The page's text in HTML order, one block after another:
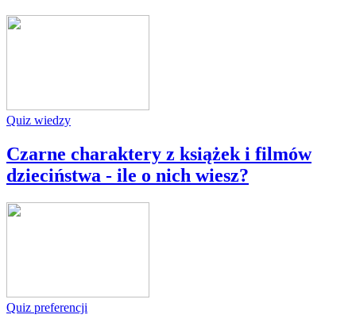
Quiz wiedzy
Czarne charaktery z książek i filmów
dzieciństwa - ile o nich wiesz?
Quiz preferencji